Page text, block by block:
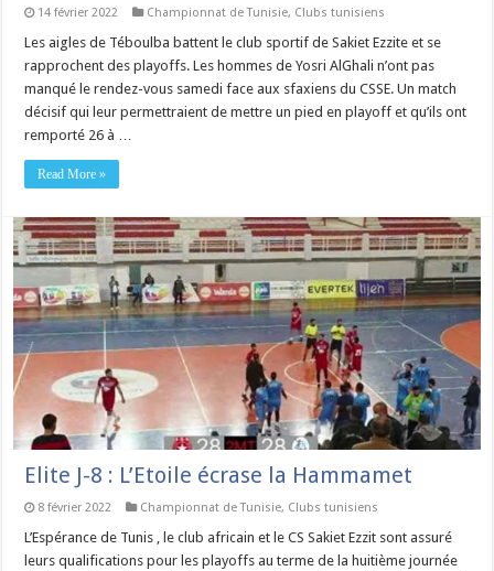
14 février 2022 Championnat de Tunisie, Clubs tunisiens
Les aigles de Téboulba battent le club sportif de Sakiet Ezzite et se
rapprochent des playoffs. Les hommes de Yosri AlGhali n’ont pas
manqué le rendez-vous samedi face aux sfaxiens du CSSE. Un match
décisif qui leur permettraient de mettre un pied en playoff et qu’ils ont
remporté 26 à …
Read More »
Elite J-8 : L’Etoile écrase la Hammamet
8 février 2022 Championnat de Tunisie, Clubs tunisiens
L’Espérance de Tunis , le club africain et le CS Sakiet Ezzit sont assuré
leurs qualifications pour les playoffs au terme de la huitième journée